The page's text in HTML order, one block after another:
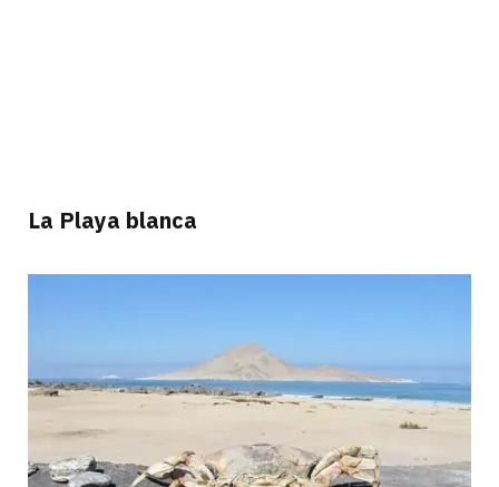
La Playa blanca